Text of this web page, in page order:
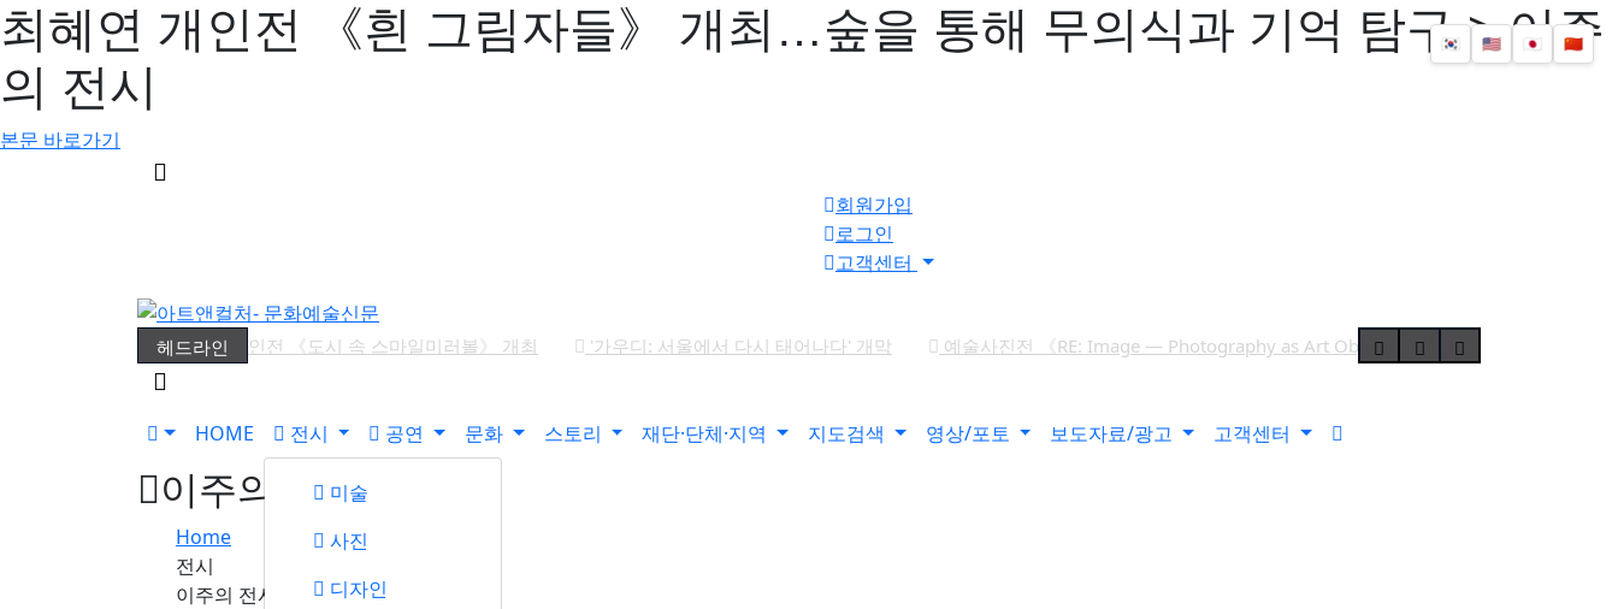
최혜연 개인전 《흰 그림자들》 개최…숲을 통해 무의식과 기억 탐구 > 이주
의 전시
본문 바로가기
메
회원가입
로그인
고객센터
헤드라인
윤지선 개인전 《도시 속 스마일미러볼》 개최 '가우디: 서울에서 다시 태어나다' 개막
예술사진전 《RE: Image — Photography as Art Object》 개최
권민철 개인전 《완벽한 날씨(The Perfect Weather)》 개최
성서 개인전 《Frozenism: The Frozen Archive》 개최
김인 개인전 《No Reason》 개최
검
버
튼
HOME 전시
미술
사진
디자인
공연 문화 스토리 재단·단체·지역 지도검색 영상/포토 보도자료/광고 고객센터
🇰🇷 🇺🇸 🇯🇵 🇨🇳
이주의 전시
Home
전시
이주의 전시